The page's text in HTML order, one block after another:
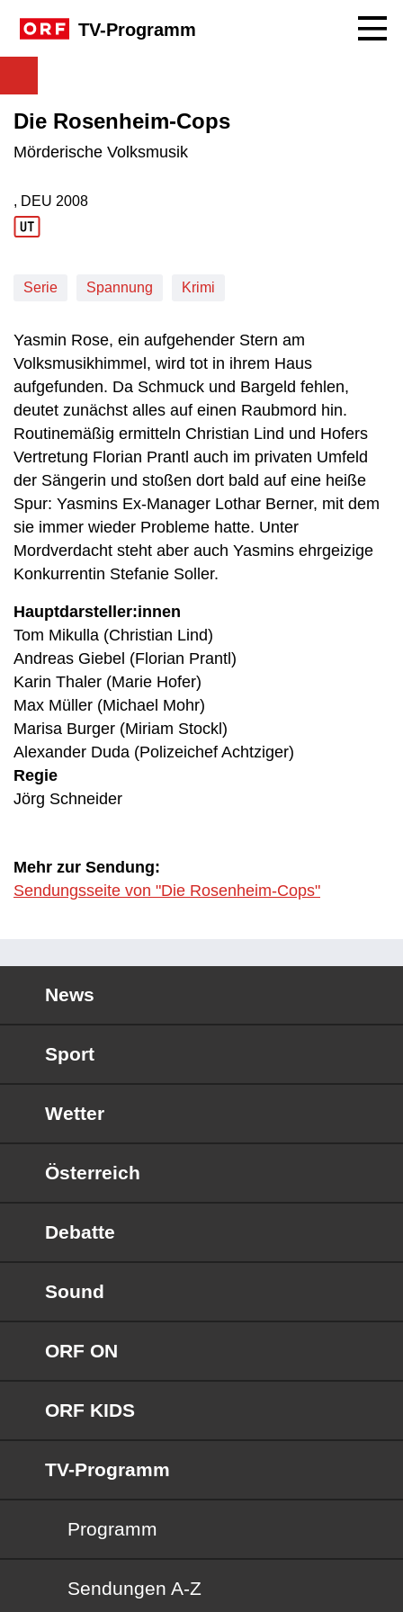
TV-Programm
Die Rosenheim-Cops
Mörderische Volksmusik
Produktionsland: DEU
, DEU
Produktionsjahr: 2008
2008
Serie Spannung Krimi
Yasmin Rose, ein aufgehender Stern am
Volksmusikhimmel, wird tot in ihrem Haus
aufgefunden. Da Schmuck und Bargeld fehlen,
deutet zunächst alles auf einen Raubmord hin.
Routinemäßig ermitteln Christian Lind und Hofers
Vertretung Florian Prantl auch im privaten Umfeld
der Sängerin und stoßen dort bald auf eine heiße
Spur: Yasmins Ex-Manager Lothar Berner, mit dem
sie immer wieder Probleme hatte. Unter
Mordverdacht steht aber auch Yasmins ehrgeizige
Konkurrentin Stefanie Soller.
Hauptdarsteller:innen
Tom Mikulla (Christian Lind)
Andreas Giebel (Florian Prantl)
Karin Thaler (Marie Hofer)
Max Müller (Michael Mohr)
Marisa Burger (Miriam Stockl)
Alexander Duda (Polizeichef Achtziger)
Regie
Jörg Schneider
Mehr zur Sendung:
Sendungsseite von "Die Rosenheim-Cops"
News
Sport
Wetter
Österreich
Debatte
Sound
ORF ON
ORF KIDS
TV-Programm
Programm
Sendungen von A bis Z
Sendungen A-Z